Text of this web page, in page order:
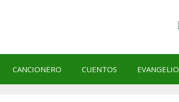
CANCIONERO CUENTOS